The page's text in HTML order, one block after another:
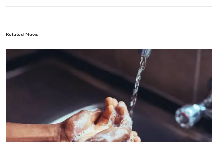
Related News